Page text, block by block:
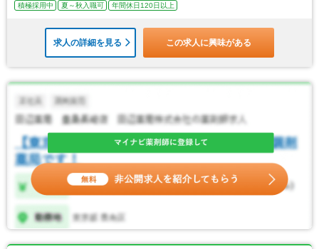
積極採用中
夏～秋入職可 年間休日120日以上
求人の詳細を見る この求人に興味がある